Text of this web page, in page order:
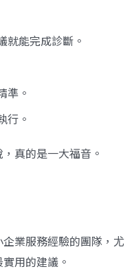
就能完成診斷。
準。
行。
真的是一大福音。
業服務經驗的團隊，尤
用的建議。